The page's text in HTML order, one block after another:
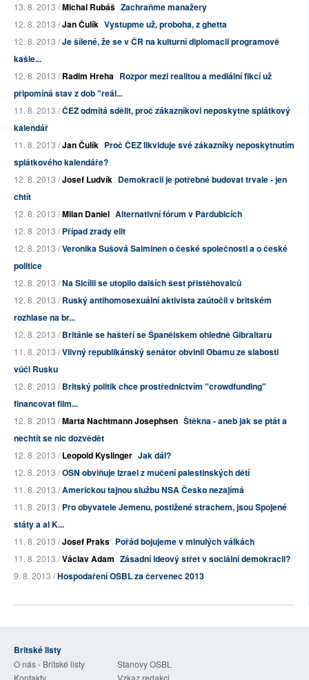
13. 8. 2013 /Michal Rubáš Zachraňme manažery
12. 8. 2013 /Jan Čulík Vystupme už, proboha, z ghetta
12. 8. 2013 /Je šílené, že se v ČR na kulturní diplomacii programově
kašle...
12. 8. 2013 /Radim Hreha Rozpor mezi realitou a mediální fikcí už
připomíná stav z dob "reál...
11. 8. 2013 /ČEZ odmítá sdělit, proč zákazníkovi neposkytne splátkový
kalendář
11. 8. 2013 /Jan Čulík Proč ČEZ likviduje své zákazníky neposkytnutím
splátkového kalendáře?
12. 8. 2013 /Josef Ludvík Demokracii je potřebné budovat trvale - jen
chtít
12. 8. 2013 /Milan Daniel Alternativní fórum v Pardubicích
12. 8. 2013 /Případ zrady elit
12. 8. 2013 /Veronika Sušová Salminen o české společnosti a o české
politice
12. 8. 2013 /Na Sicílii se utopilo dalších šest přistěhovalců
12. 8. 2013 /Ruský antihomosexuální aktivista zaútočil v britském
rozhlase na br...
12. 8. 2013 /Británie se hašteří se Španělskem ohledně Gibraltaru
11. 8. 2013 /Vlivný republikánský senátor obvinil Obamu ze slabosti
vůči Rusku
12. 8. 2013 /Britský politik chce prostřednictvím "crowdfunding"
financovat film...
12. 8. 2013 /Marta Nachtmann Josephsen Štěkna - aneb jak se ptát a
nechtít se nic dozvědět
12. 8. 2013 /Leopold Kyslinger Jak dál?
12. 8. 2013 /OSN obviňuje Izrael z mučení palestinských dětí
11. 8. 2013 /Americkou tajnou službu NSA Česko nezajímá
11. 8. 2013 /Pro obyvatele Jemenu, postižené strachem, jsou Spojené
státy a al K...
11. 8. 2013 /Josef Praks Pořád bojujeme v minulých válkách
11. 8. 2013 /Václav Adam Zásadní ideový střet v sociální demokracii?
9. 8. 2013 /Hospodaření OSBL za červenec 2013
Britské listy
O nás - Britské listy
Stanovy OSBL